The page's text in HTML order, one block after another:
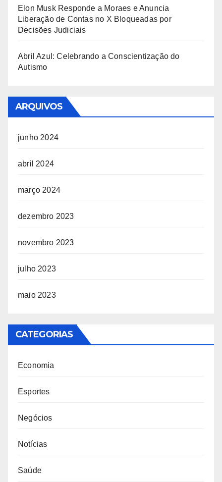
Elon Musk Responde a Moraes e Anuncia
Liberação de Contas no X Bloqueadas por
Decisões Judiciais
Abril Azul: Celebrando a Conscientização do
Autismo
ARQUIVOS
junho 2024
abril 2024
março 2024
dezembro 2023
novembro 2023
julho 2023
maio 2023
CATEGORIAS
Economia
Esportes
Negócios
Notícias
Saúde